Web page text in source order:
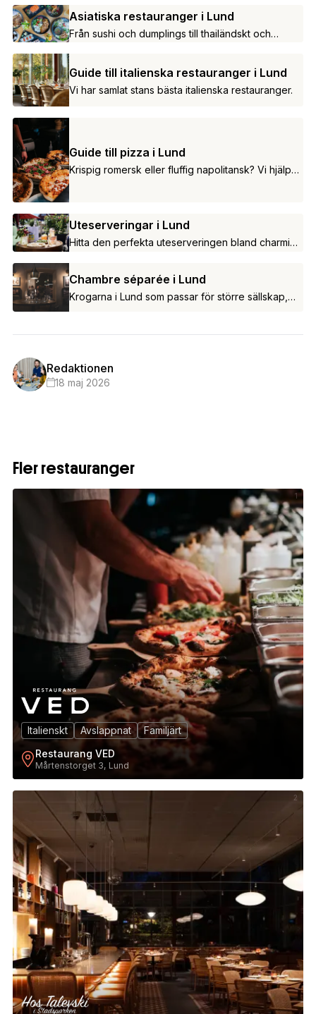
Asiatiska restauranger i Lund
Från sushi och dumplings till thailändskt och
kinesiskt.
Guide till italienska restauranger i Lund
Vi har samlat stans bästa italienska restauranger.
Guide till pizza i Lund
Krispig romersk eller fluffig napolitansk? Vi hjälper
dig att hitta till Lunds bästa pizzerior.
Uteserveringar i Lund
Hitta den perfekta uteserveringen bland charmiga
gränder, livliga torg och grönskande oaser.
Chambre séparée i Lund
Krogarna i Lund som passar för större sällskap,
fest och firande.
Redaktionen
18 maj 2026
Fler restauranger
1
Italienskt Avslappnat
Familjärt
Restaurang VED
Mårtenstorget 3, Lund
2